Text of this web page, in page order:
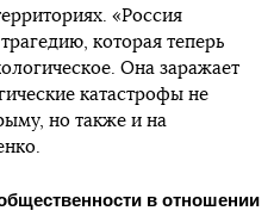
«Россия
которая теперь
Она заражает
катастрофы не
но также и на
в отношении